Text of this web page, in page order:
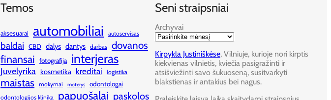
Temos
aksesuarai automobiliai autoservisas
baldai CBD dalys dantys darbas dovanos
finansai fotografija interjeras
Juvelyrika kosmetika kreditai logistika
maistas mokymai moterys odontologai
odontologijos klinika papuošalai paskolos
Seni straipsniai
Archyvai
Kirpykla Justiniškėse, Vilniuje, kurioje nori kirptis
kiekvienas vilnietis, kviečia pasigražinti ir
atsišviežinti savo šukuoseną, susitvarkyti
blakstienas ir antakius bei nagus.